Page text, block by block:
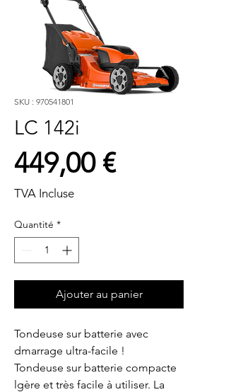
SKU : 970541801
LC 142i
449,00 €Prix
TVA Incluse
Quantité *
Ajouter au panier
Tondeuse sur batterie avec
dmarrage ultra-facile !
Tondeuse sur batterie compacte
lgère et très facile à utiliser. La